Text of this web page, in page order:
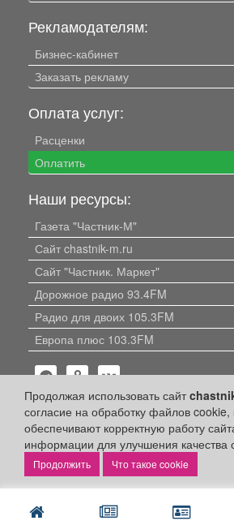
Продолжая использовать сайт
согласие на обработку файлов cookie,
обеспечивают корректную работу
информации для улучшения качества
Что такое cookie
Рекламодателям:
Бизнес-кабинет
Заказать рекламу
Оплата услуг:
Расценки
Оплатить
Наши ресурсы:
Газета "Частник-М"
Сайт chastnik-m.ru
Сайт "Частник. Маркет"
Дорожное радио 93.4FM
Радио для двоих 105.3FM
Европа плюс 103.3FM
Политика конфиденциальности
Публикации с пометкой «Реклама», «На
«Партнёрский проект» оплачены
Редакция сайта не несет ответственности
информации, содержащейся в рекламных